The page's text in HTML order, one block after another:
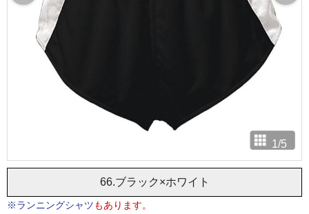
66.ブラック×ホワイト
1 /5
※ランニングシャツもあります。